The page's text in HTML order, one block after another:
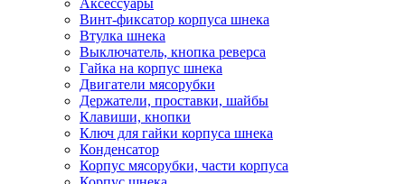
Аксессуары
Винт-фиксатор корпуса шнека
Втулка шнека
Выключатель, кнопка реверса
Гайка на корпус шнека
Двигатели мясорубки
Держатели, проставки, шайбы
Клавиши, кнопки
Ключ для гайки корпуса шнека
Конденсатор
Корпус мясорубки, части корпуса